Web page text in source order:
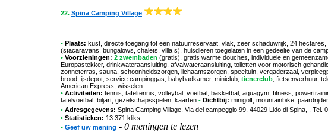
22. Spina Camping Village
• Plaats: kust, directe toegang tot een natuurreservaat, vlak, zeer schaduwrijk, 24
(stacaravans, bungalows, chalets, villa s), huisdieren toegelaten in een gedeelte van de
• Voorzieningen: 2 zwembaden (gratis), gratis warme douches, individuele en
Europastekker, drinkwateraansluiting, afvalwateraansluiting, toiletten voor motorisch
zonneterras, sauna, schoonheidszorgen, lichaamszorgen, speeltuin, vergaderzaal,
brood, ijsdepot, service campinggas, babybadkamer, miniclub, tienerclub , fietsenverhuur,
American Express, wisselen
• Activiteiten: tennis, tafeltennis, volleybal, voetbal, basketbal, aquagym, fitness,
tafelvoetbal, biljart, gezelschapsspelen, kaarten - Dichtbij: minigolf, mountainbike,
• Adresgegevens: Spina Camping Village , Via del campeggio 99, 44029 Lido di Spina, , Tel.
• Statistieken: 13 371 kliks
• Geef uw mening - 0 meningen te lezen